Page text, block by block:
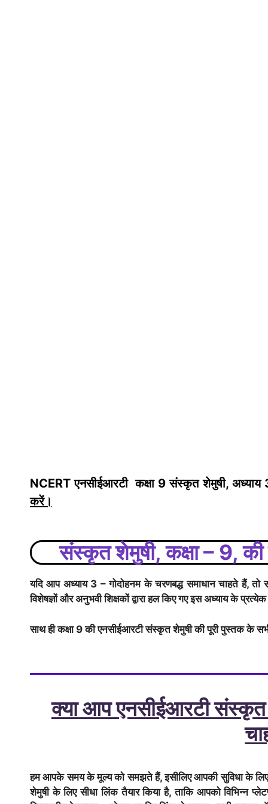
NCERT एनसीईआरटी कक्षा 9संस्कृत शेमुषी, अध्याय
करें।
संस्कृत शेमुषी, कक्षा – 9,
यदि आप अध्याय 3 – गोदोहनम के चरणबद्ध समाधान चाहते हैं, तो
विशेषज्ञों और अनुभवी शिक्षकों द्वारा हल किए गए इस अध्याय के
साथ ही कक्षा 9 की एनसीईआरटीसंस्कृत शेमुषीकी पूरी पुस्तक के
क्या आप एनसीईआरटीसंस्कृत
हम आपके समय के मूल्य को समझते हैं, इसीलिए आपकी सुविधा के
शेमुषीके लिए सीधा लिंक तैयार किया है, ताकि आपको विभिन्न